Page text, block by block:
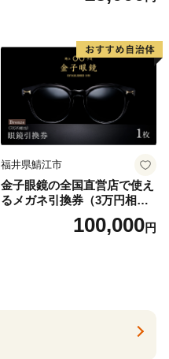
福井県鯖江市
金子眼鏡の全国直営店で使え
るメガネ引換券（3万円相
100,000円